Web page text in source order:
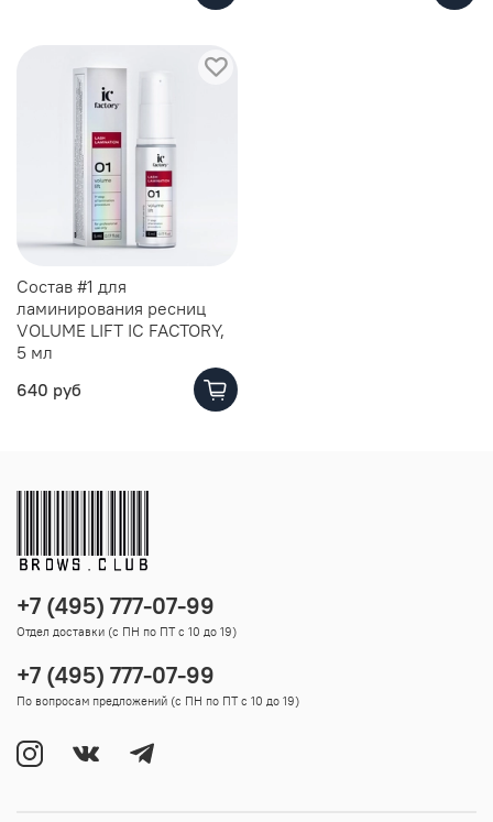
Состав #1 для
ламинирования ресниц
VOLUME LIFT IC FACTORY,
5 мл
640 руб
+7 (495) 777-07-99
Отдел доставки (с ПН по ПТ с 10 до 19)
+7 (495) 777-07-99
По вопросам предложений (с ПН по ПТ с 10 до 19)